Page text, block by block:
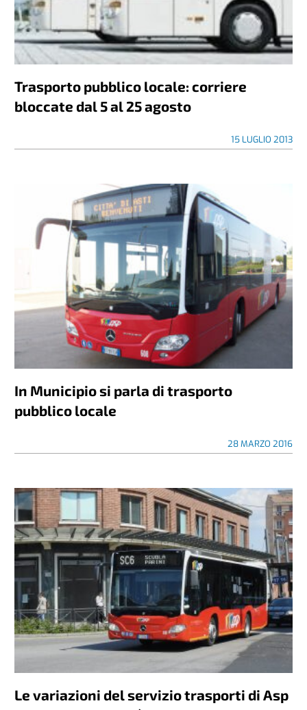
Trasporto pubblico locale: corriere
bloccate dal 5 al 25 agosto
15 LUGLIO 2013
In Municipio si parla di trasporto
pubblico locale
28 MARZO 2016
Le variazioni del servizio trasporti di Asp